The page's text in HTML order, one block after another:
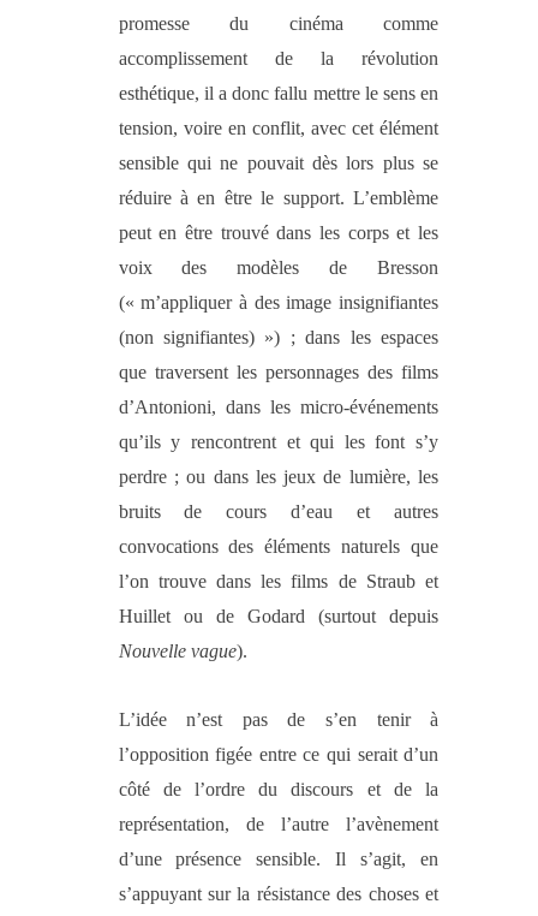
promesse du cinéma comme
accomplissement de la révolution
esthétique, il a donc fallu mettre le sens en
tension, voire en conflit, avec cet élément
sensible qui ne pouvait dès lors plus se
réduire à en être le support. L’emblème
peut en être trouvé dans les corps et les
voix des modèles de Bresson
(« m’appliquer à des image insignifiantes
(non signifiantes) ») ; dans les espaces
que traversent les personnages des films
d’Antonioni, dans les micro-événements
qu’ils y rencontrent et qui les font s’y
perdre ; ou dans les jeux de lumière, les
bruits de cours d’eau et autres
convocations des éléments naturels que
l’on trouve dans les films de Straub et
Huillet ou de Godard (surtout depuis
Nouvelle vague).
L’idée n’est pas de s’en tenir à
l’opposition figée entre ce qui serait d’un
côté de l’ordre du discours et de la
représentation, de l’autre l’avènement
d’une présence sensible. Il s’agit, en
s’appuyant sur la résistance des choses et